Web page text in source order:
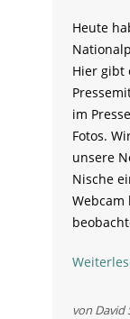
Heute
Hier gibt
im
Fotos.
unsere
Nische
von David